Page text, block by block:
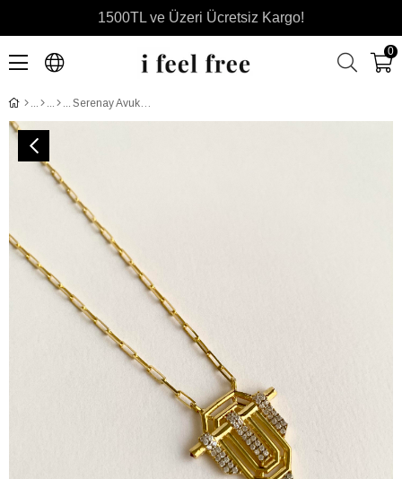
1500TL ve Üzeri Ücretsiz Kargo!
0
Serenay Avukat Leyla 925 Ayar Gümüş Kolye